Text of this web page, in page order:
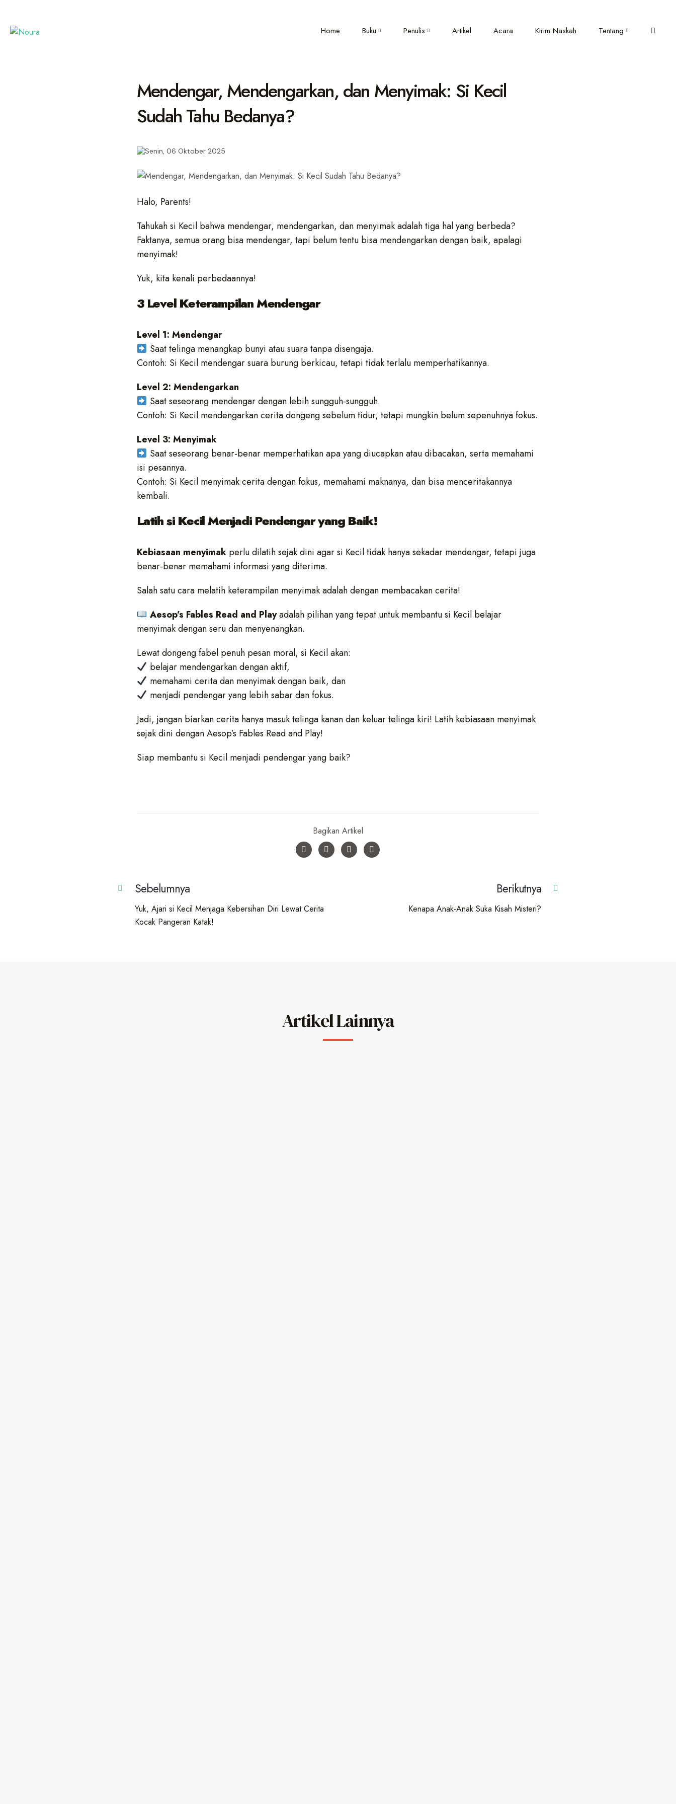
Home Buku Penulis Artikel Acara Kirim Naskah Tentang
Mendengar, Mendengarkan, dan Menyimak: Si Kecil
Sudah Tahu Bedanya?
Senin, 06 Oktober 2025
Halo, Parents!
Tahukah si Kecil bahwa mendengar, mendengarkan, dan menyimak adalah tiga hal yang berbeda?
Faktanya, semua orang bisa mendengar, tapi belum tentu bisa mendengarkan dengan baik, apalagi
menyimak!
Yuk, kita kenali perbedaannya!
3 Level Keterampilan Mendengar
Level 1: Mendengar
Saat telinga menangkap bunyi atau suara tanpa disengaja.
Contoh: Si Kecil mendengar suara burung berkicau, tetapi tidak terlalu memperhatikannya.
Level 2: Mendengarkan
Saat seseorang mendengar dengan lebih sungguh-sungguh.
Contoh: Si Kecil mendengarkan cerita dongeng sebelum tidur, tetapi mungkin belum sepenuhnya fokus.
Level 3: Menyimak
Saat seseorang benar-benar memperhatikan apa yang diucapkan atau dibacakan, serta memahami
isi pesannya.
Contoh: Si Kecil menyimak cerita dengan fokus, memahami maknanya, dan bisa menceritakannya
kembali.
Latih si Kecil Menjadi Pendengar yang Baik!
Kebiasaan menyimak perlu dilatih sejak dini agar si Kecil tidak hanya sekadar mendengar, tetapi juga
benar-benar memahami informasi yang diterima.
Salah satu cara melatih keterampilan menyimak adalah dengan membacakan cerita!
Aesop’s Fables Read and Playadalah pilihan yang tepat untuk membantu si Kecil belajar
menyimak dengan seru dan menyenangkan.
Lewat dongeng fabel penuh pesan moral, si Kecil akan:
belajar mendengarkan dengan aktif,
memahami cerita dan menyimak dengan baik, dan
menjadi pendengar yang lebih sabar dan fokus.
Jadi, jangan biarkan cerita hanya masuk telinga kanan dan keluar telinga kiri! Latih kebiasaan menyimak
sejak dini dengan Aesop’s Fables Read and Play!
Siap membantu si Kecil menjadi pendengar yang baik?
Bagikan Artikel
Sebelumnya
Yuk, Ajari si Kecil Menjaga Kebersihan Diri Lewat Cerita
Kocak Pangeran Katak!
Berikutnya
Kenapa Anak-Anak Suka Kisah Misteri?
Artikel Lainnya